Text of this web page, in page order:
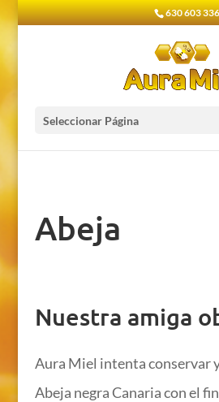
630 603
Seleccionar Página
Abeja
Nuestra amiga
Aura Miel intenta conservar
Abeja negra Canaria con el